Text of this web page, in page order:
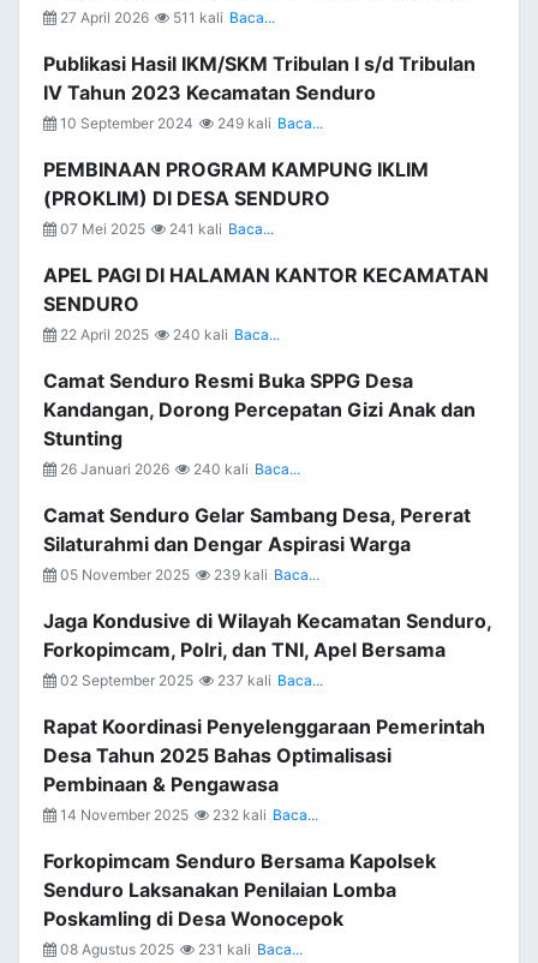
27 April 2026 511 kali Baca...
Publikasi Hasil IKM/SKM Tribulan I s/d Tribulan
IV Tahun 2023 Kecamatan Senduro
10 September 2024 249 kali Baca...
PEMBINAAN PROGRAM KAMPUNG IKLIM
(PROKLIM) DI DESA SENDURO
07 Mei 2025 241 kali Baca...
APEL PAGI DI HALAMAN KANTOR KECAMATAN
SENDURO
22 April 2025 240 kali Baca...
Camat Senduro Resmi Buka SPPG Desa
Kandangan, Dorong Percepatan Gizi Anak dan
Stunting
26 Januari 2026 240 kali Baca...
Camat Senduro Gelar Sambang Desa, Pererat
Silaturahmi dan Dengar Aspirasi Warga
05 November 2025 239 kali Baca...
Jaga Kondusive di Wilayah Kecamatan Senduro,
Forkopimcam, Polri, dan TNI, Apel Bersama
02 September 2025 237 kali Baca...
Rapat Koordinasi Penyelenggaraan Pemerintah
Desa Tahun 2025 Bahas Optimalisasi
Pembinaan & Pengawasa
14 November 2025 232 kali Baca...
Forkopimcam Senduro Bersama Kapolsek
Senduro Laksanakan Penilaian Lomba
Poskamling di Desa Wonocepok
08 Agustus 2025 231 kali Baca...